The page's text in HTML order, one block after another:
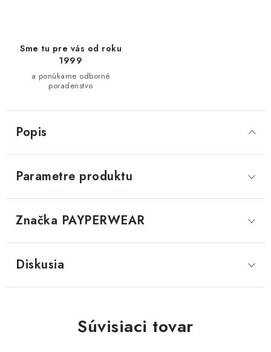
Sme tu pre vás od roku
1999
a ponúkame odborné
poradenstvo
Popis
Parametre produktu
Značka PAYPERWEAR
Diskusia
Súvisiaci tovar